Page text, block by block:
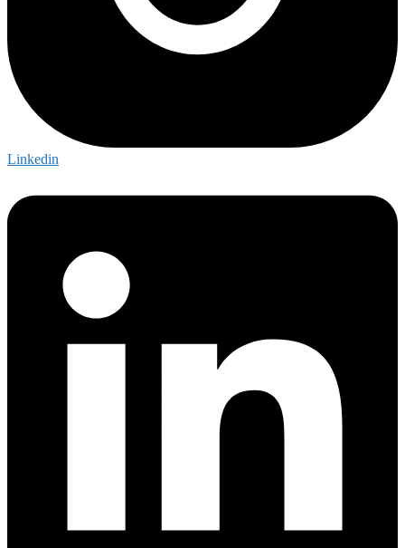
Linkedin